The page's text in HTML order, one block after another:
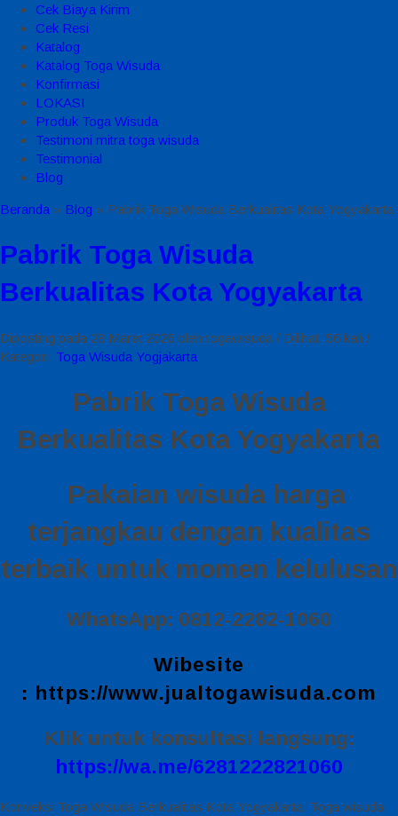
Cek Biaya Kirim
Cek Resi
Katalog
Katalog Toga Wisuda
Konfirmasi
LOKASI
Produk Toga Wisuda
Testimoni mitra toga wisuda
Testimonial
Blog
Beranda » Blog » Pabrik Toga Wisuda Berkualitas Kota Yogyakarta
Pabrik Toga Wisuda
Berkualitas Kota Yogyakarta
Diposting pada 28 Maret 2026 oleh togawisuda / Dilihat: 56 kali /
Kategori: Toga Wisuda Yogjakarta
Pabrik Toga Wisuda
Berkualitas Kota Yogyakarta
Pakaian wisuda harga
terjangkau dengan kualitas
terbaik untuk momen kelulusan
WhatsApp: 0812-2282-1060
Wibesite
: https://www.jualtogawisuda.com
Klik untuk konsultasi langsung:
https://wa.me/6281222821060
Konveksi Toga Wisuda Berkualitas Kota Yogyakarta, Toga wisuda